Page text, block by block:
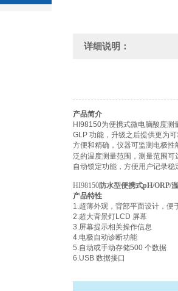
详细说明：
产品简介
HI98150为便携式微电脑酸度
GLP 功能，升级之后提供更为
方便和精确，仪器可监测电极
泛的温度测量范围，测量范围
自动锁定功能，方便用户记录
HI98150防水型便携式pH/ORP/
产品特性
1.超薄外观，背部平面设计，便
2.超大背景灯LCD 屏幕
3.屏幕提示相关操作信息
4.电极自动诊断功能
5.自动或手动存储500 个数据
6.USB 数据接口